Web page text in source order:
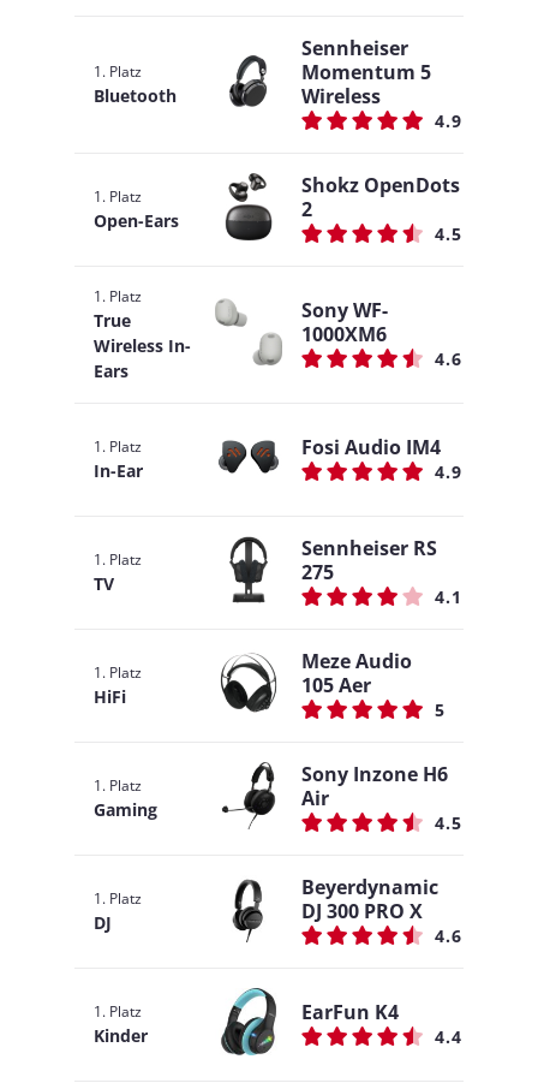
1. Platz
Bluetooth
Sennheiser
Momentum 5
Wireless
4.9
1. Platz
Open-Ears
Shokz OpenDots
2
4.5
1. Platz
True
Wireless In-
Ears
Sony WF-
1000XM6
4.6
1. Platz
In-Ear
Fosi Audio IM4
4.9
1. Platz
TV
Sennheiser RS
275
4.1
1. Platz
HiFi
Meze Audio
105 Aer
5
1. Platz
Gaming
Sony Inzone H6
Air
4.5
1. Platz
DJ
Beyerdynamic
DJ 300 PRO X
4.6
1. Platz
Kinder
EarFun K4
4.4